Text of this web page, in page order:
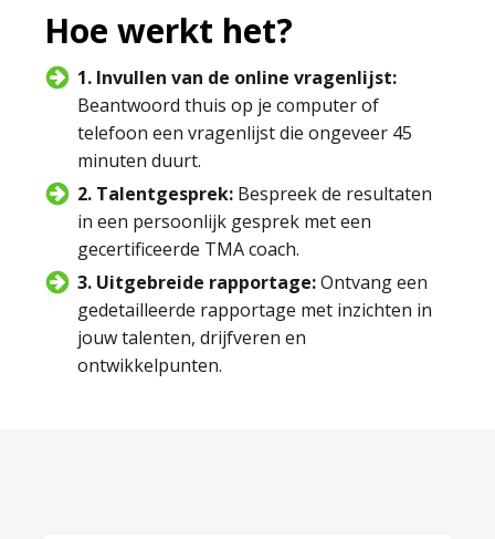
Hoe werkt het?
1. Invullen van de online vragenlijst:
Beantwoord thuis op je computer of
telefoon een vragenlijst die ongeveer 45
minuten duurt.
2. Talentgesprek: Bespreek de resultaten
in een persoonlijk gesprek met een
gecertificeerde TMA coach.
3. Uitgebreide rapportage:Ontvang een
gedetailleerde rapportage met inzichten in
jouw talenten, drijfveren en
ontwikkelpunten.